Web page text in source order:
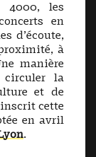
4000, les
en
d’écoute,
à
manière
circuler la
et de
cette
en avril
.